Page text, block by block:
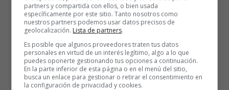
partners y compartida con ellos, o bien usada
específicamente por este sitio. Tanto nosotros como
nuestros partners podemos usar datos precisos de
geolocalización. Lista de partners.
Es posible que algunos proveedores traten tus datos
personales en virtud de un interés legítimo, algo a lo que
puedes oponerte gestionando tus opciones a continuación.
En la parte inferior de esta página o en el menú del sitio,
busca un enlace para gestionar o retirar el consentimiento en
la configuración de privacidad y cookies.